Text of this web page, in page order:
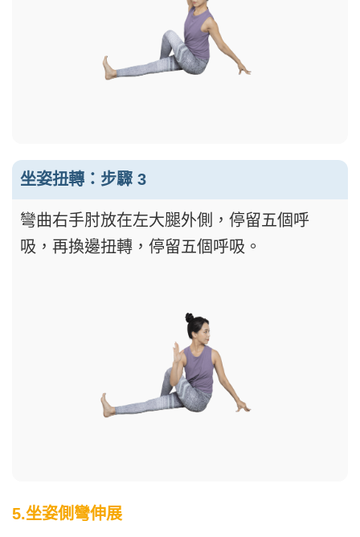
坐姿扭轉：步驟 3
彎曲右手肘放在左大腿外側，停留五個呼
吸，再換邊扭轉，停留五個呼吸。
5.坐姿側彎伸展